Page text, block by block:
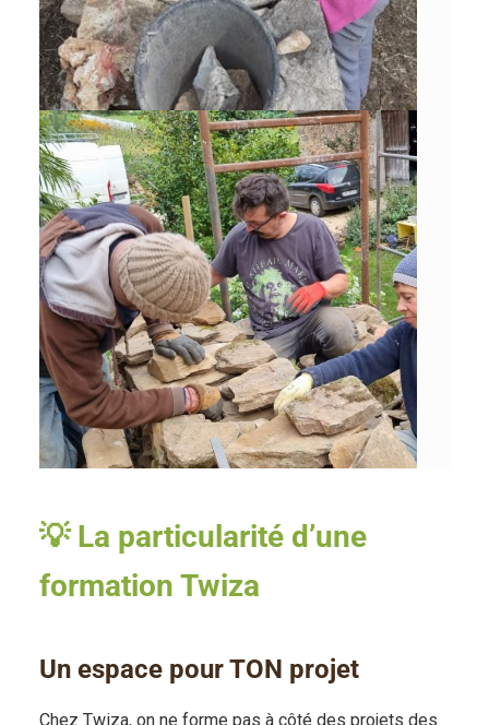
💡 La particularité d’une
formation Twiza
Un espace pour TON projet
Chez Twiza, on ne forme pas à côté des projets des